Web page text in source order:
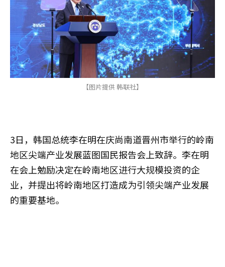
【图片提供 韩联社】
3日，韩国总统李在明在庆尚南道晋州市举行的岭南
地区尖端产业发展蓝图国民报告会上致辞。李在明
在会上勉励决定在岭南地区进行大规模投资的企
业，并提出将岭南地区打造成为引领尖端产业发展
的重要基地。